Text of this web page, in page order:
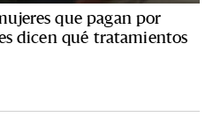
que pagan por
dicen qué tratamientos